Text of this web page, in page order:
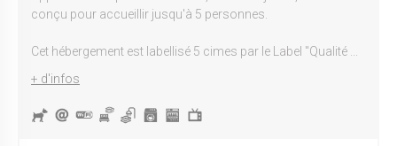
conçu pour accueillir jusqu'à 5 personnes.
Cet hébergement est labellisé 5 cimes par le Label "Qualité ...
+ d'infos